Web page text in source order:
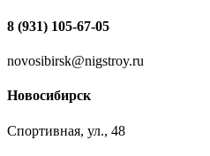
8 (931) 105-67-05
novosibirsk@nigstroy.ru
Новосибирск
Спортивная, ул., 48